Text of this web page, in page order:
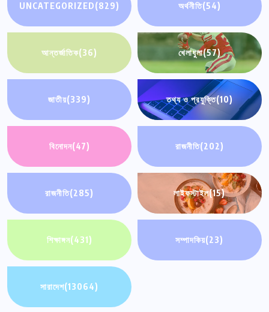
UNCATEGORIZED(829) অর্থনীতি(54)
আন্তর্জাতিক(36) খেলাধুলা(57)
জাতীয়(339) তথ্য ও প্রযুক্তি(10)
বিনোদন(47) রাজনীতি(202)
রাজনীতি(285) লাইফস্টাইল(15)
শিক্ষাঙ্গন(431) সম্পাদকিয়(23)
সারাদেশ(13064)